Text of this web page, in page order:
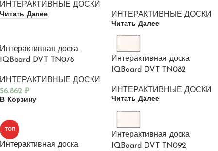
ИНТЕРАКТИВНЫЕ ДОСКИ
Читать Далее ИНТЕРАКТИВНЫЕ ДОСКИ
Читать Далее
Интерактивная доска
IQBoard DVT TN078
ИНТЕРАКТИВНЫЕ ДОСКИ
56.862 ₽
В Корзину
Интерактивная доска
IQBoard DVT TN082
ИНТЕРАКТИВНЫЕ ДОСКИ
Читать Далее
ТОП
Интерактивная доска
Интерактивная доска
IQBoard DVT TN092